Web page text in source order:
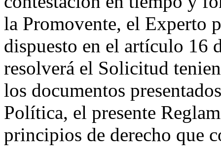
la Promovente, el Experto
dispuesto en el artículo 16
resolverá el Solicitud
los documentos
Política, el presente
principios de derecho que